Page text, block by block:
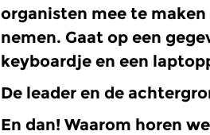
organisten mee te
nemen. Gaat op een
keyboardje en een
De leader en de
En dan! Waarom horen